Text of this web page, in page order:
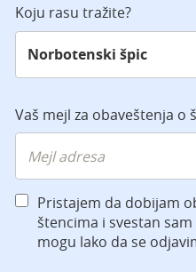
Koju rasu tražite?
Vaš mejl za obaveštenja o
Pristajem da dobijam
štencima i svestan
mogu lako da se